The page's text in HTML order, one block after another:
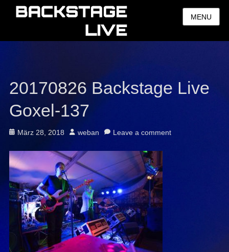
MENU
20170826 Backstage Live
Goxel-137
Posted
März 28, 2018 Author
weban Leave a comment